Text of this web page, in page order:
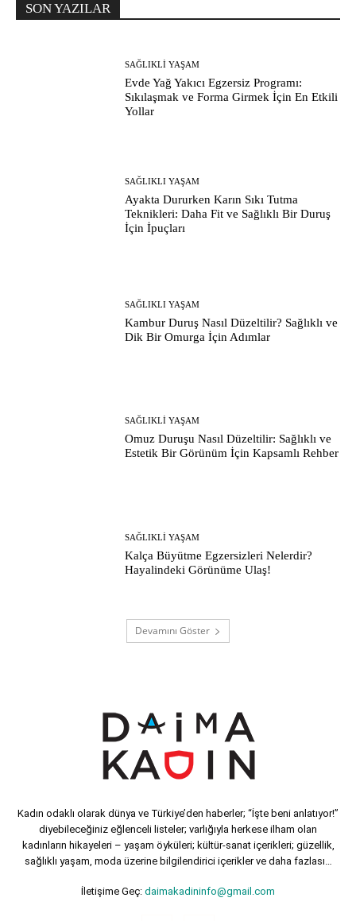
SON YAZILAR
SAĞLIKLI YAŞAM
Evde Yağ Yakıcı Egzersiz Programı:
Sıkılaşmak ve Forma Girmek İçin En Etkili
Yollar
SAĞLIKLI YAŞAM
Ayakta Dururken Karın Sıkı Tutma
Teknikleri: Daha Fit ve Sağlıklı Bir Duruş
İçin İpuçları
SAĞLIKLI YAŞAM
Kambur Duruş Nasıl Düzeltilir? Sağlıklı ve
Dik Bir Omurga İçin Adımlar
SAĞLIKLI YAŞAM
Omuz Duruşu Nasıl Düzeltilir: Sağlıklı ve
Estetik Bir Görünüm İçin Kapsamlı Rehber
SAĞLIKLI YAŞAM
Kalça Büyütme Egzersizleri Nelerdir?
Hayalindeki Görünüme Ulaş!
Devamını Göster
Kadın odaklı olarak dünya ve Türkiye’den haberler; “İşte beni anlatıyor!”
diyebileceğiniz eğlenceli listeler; varlığıyla herkese ilham olan
kadınların hikayeleri – yaşam öyküleri; kültür-sanat içerikleri; güzellik,
sağlıklı yaşam, moda üzerine bilgilendirici içerikler ve daha fazlası…
İletişime Geç: daimakadininfo@gmail.com